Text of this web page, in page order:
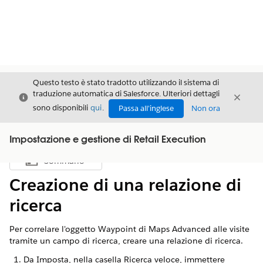
Chiudi
Questo testo è stato tradotto utilizzando il sistema di
traduzione automatica di Salesforce. Ulteriori dettagli
sono disponibili qui. Passa all'inglese Non ora
Chiudi
Impostazione e gestione di Retail Execution
Mostra sommario
Sommario
Creazione di una relazione di
ricerca
Per correlare l'oggetto Waypoint di Maps Advanced alle visite
tramite un campo di ricerca, creare una relazione di ricerca.
Da Imposta, nella casella Ricerca veloce, immettere